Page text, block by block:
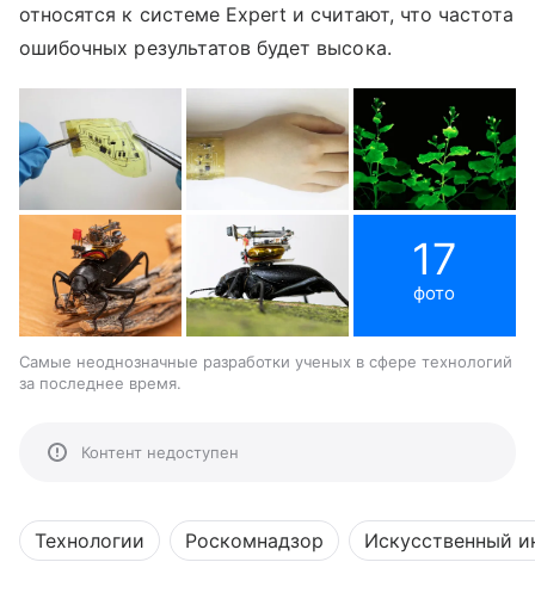
относятся к системе Expert и считают, что частота
ошибочных результатов будет высока.
17
фото
Самые неоднозначные разработки ученых в сфере технологий
за последнее время.
Контент недоступен
Технологии Роскомнадзор Искусственный